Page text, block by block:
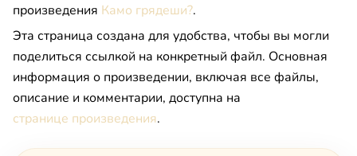
произведения Камо грядеши?.
Эта страница создана для удобства, чтобы вы могли
поделиться ссылкой на конкретный файл. Основная
информация о произведении, включая все файлы,
описание и комментарии, доступна на
странице произведения.